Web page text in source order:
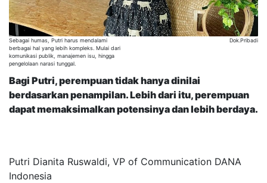
Sebagai humas, Putri harus mendalami
berbagai hal yang lebih kompleks. Mulai dari
komunikasi publik, manajemen isu, hingga
pengelolaan narasi tunggal.
Dok.Pribadi
Bagi Putri, perempuan tidak hanya dinilai
berdasarkan penampilan. Lebih dari itu, perempuan
dapat memaksimalkan potensinya dan lebih berdaya.
Putri Dianita Ruswaldi, VP of Communication DANA
Indonesia